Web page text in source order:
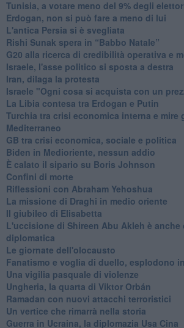
Tunisia, a votare meno del 9% degli
Erdogan, non si può fare a meno di lui
L'antica Persia si è svegliata
Rishi Sunak spera in “Babbo Natale”
G20 alla ricerca di credibilità operativa e
Israele, l'asse politico si sposta a destra
Iran, dilaga la protesta
Israele "Ogni cosa si acquista con un
La Libia contesa tra Erdogan e Putin
Turchia tra crisi economica interna e mire
Mediterraneo
GB tra crisi economica, sociale e politica
Biden in Medioriente, nessun addio
È calato il sipario su Boris Johnson
Confini di morte
Riflessioni con Abraham Yehoshua
La missione di Draghi in medio oriente
Il giubileo di Elisabetta
L'uccisione di Shireen Abu Akleh è anche
diplomatica
Le giornate dell'olocausto
Fanatismo e voglia di duello, esplodono
Una vigilia pasquale di violenze
Ungheria, la quarta di Viktor Orbán
Ramadan con nuovi attacchi terroristici
Un vertice che rimarrà nella storia
Guerra in Ucraina, la diplomazia Usa Cina